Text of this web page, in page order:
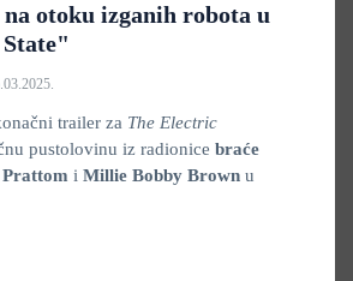
otoku izganih robota u
trailer za The Electric
pustolovinu iz radionice braće
i Millie Bobby Brown u